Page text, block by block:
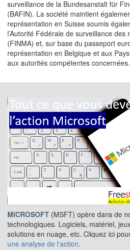
surveillance de la Bundesanstalt für
(BAFIN). La société maintient
représentation en Suisse soumis
l’Autorité Fédérale de surveillance des
(FINMA) et, sur base du passeport
représentation en Belgique et aux
aux autorités compétentes concernées.
MICROSOFT (MSFT) opère dans de
technologiques. Logiciels, matériel,
solutions en nuage, etc. Cliquez ici
une analyse de l'action.